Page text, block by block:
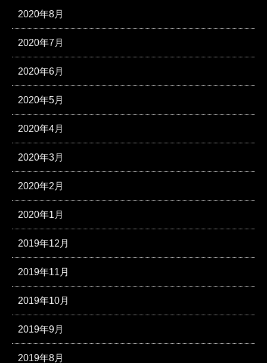
2020年8月
2020年7月
2020年6月
2020年5月
2020年4月
2020年3月
2020年2月
2020年1月
2019年12月
2019年11月
2019年10月
2019年9月
2019年8月